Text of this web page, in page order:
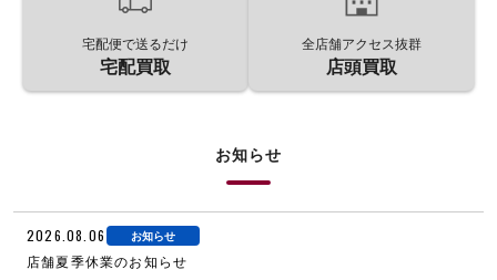
宅配便で送るだけ
宅配買取
全店舗アクセス抜群
店頭買取
お知らせ
2026.08.06 お知らせ
店舗夏季休業のお知らせ